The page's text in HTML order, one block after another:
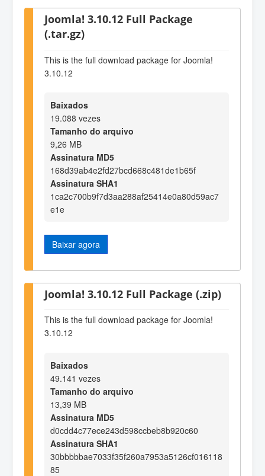
Joomla! 3.10.12 Full Package
(.tar.gz)
This is the full download package for Joomla!
3.10.12
Baixados
19.088 vezes
Tamanho do arquivo
9,26 MB
Assinatura MD5
168d39ab4e2fd27bcd668c481de1b65f
Assinatura SHA1
1ca2c700b9f7d3aa288af25414e0a80d59ac7
e1e
Baixar agora
Joomla! 3.10.12 Full Package (.zip)
This is the full download package for Joomla!
3.10.12
Baixados
49.141 vezes
Tamanho do arquivo
13,39 MB
Assinatura MD5
d0cdd4c77ece243d598ccbeb8b920c60
Assinatura SHA1
30bbbbbae7033f35f260a7953a5126cf016118
85